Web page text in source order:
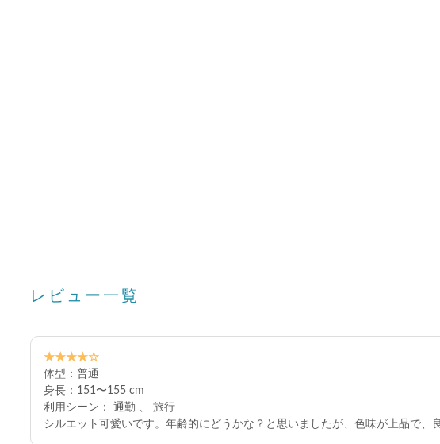
レビュー一覧
★★★★☆
体型：普通
身長：151〜155 cm
利用シーン： 通勤 、 旅行
シルエット可愛いです。年齢的にどうかな？と思いましたが、色味が上品で、